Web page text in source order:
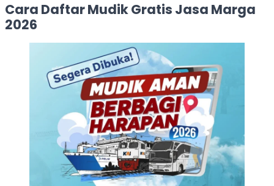
Cara Daftar Mudik Gratis Jasa Marga
2026